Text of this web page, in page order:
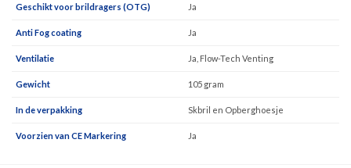
Geschikt voor brildragers (OTG) Ja
Anti Fog coating Ja
Ventilatie Ja, Flow-Tech Venting
Gewicht 105 gram
In de verpakking Skbril en Opberghoesje
Voorzien van CE Markering Ja